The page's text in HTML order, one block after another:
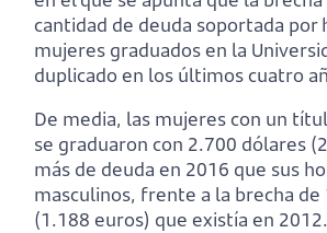
cantidad de deuda soportada por
mujeres graduados en la
duplicado en los últimos cuatro
De media, las mujeres con un
se graduaron con 2.700 dólares
más de deuda en 2016 que sus
masculinos, frente a la brecha
(1.188 euros) que existía en 2012.